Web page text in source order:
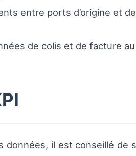
entre ports d’origine et
de colis et de facture
données, il est conseillé